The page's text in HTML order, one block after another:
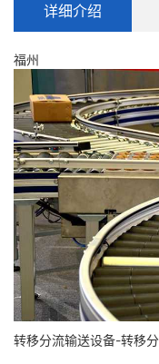
详细介绍
福州
转移分流输送设备-转移